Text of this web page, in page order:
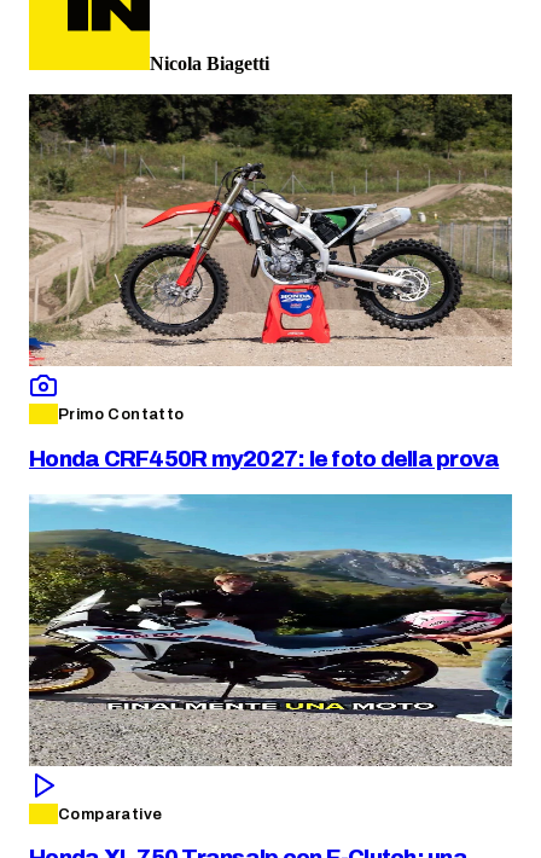
Nicola Biagetti
Primo Contatto
Honda CRF450R my2027: le foto della prova
Comparative